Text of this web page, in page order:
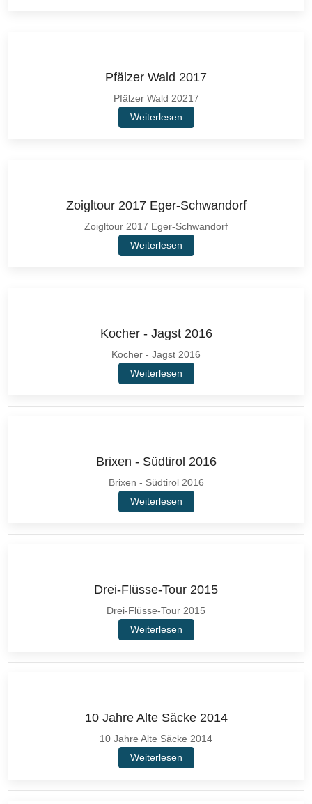
Pfälzer Wald 2017
Pfälzer Wald 20217
Weiterlesen
Zoigltour 2017 Eger-Schwandorf
Zoigltour 2017 Eger-Schwandorf
Weiterlesen
Kocher - Jagst 2016
Kocher - Jagst 2016
Weiterlesen
Brixen - Südtirol 2016
Brixen - Südtirol 2016
Weiterlesen
Drei-Flüsse-Tour 2015
Drei-Flüsse-Tour 2015
Weiterlesen
10 Jahre Alte Säcke 2014
10 Jahre Alte Säcke 2014
Weiterlesen